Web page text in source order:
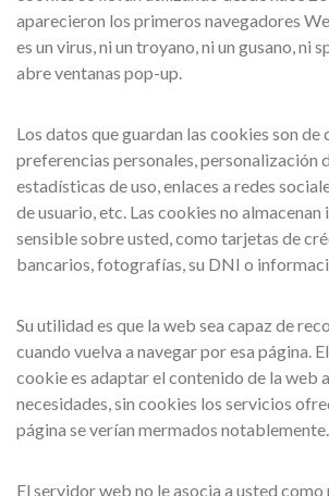
aparecieron los primeros navegadores
es un virus, ni un troyano, ni un gusano, ni
abre ventanas pop-up.
Los datos que guardan las cookies son
preferencias personales, personalización
estadísticas de uso, enlaces a redes
de usuario, etc. Las cookies no
sensible sobre usted, como tarjetas de
bancarios, fotografías, su DNI o
Su utilidad es que la web sea capaz de
cuando vuelva a navegar por esa página.
cookie es adaptar el contenido de la web
necesidades, sin cookies los servicios
página se verían mermados notablemente.
El servidor web no le asocia a usted como